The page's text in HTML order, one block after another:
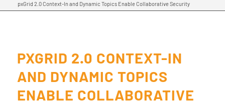
pxGrid 2.0 Context-In and Dynamic Topics Enable Collaborative Security
PXGRID 2.0 CONTEXT-IN
AND DYNAMIC TOPICS
ENABLE COLLABORATIVE